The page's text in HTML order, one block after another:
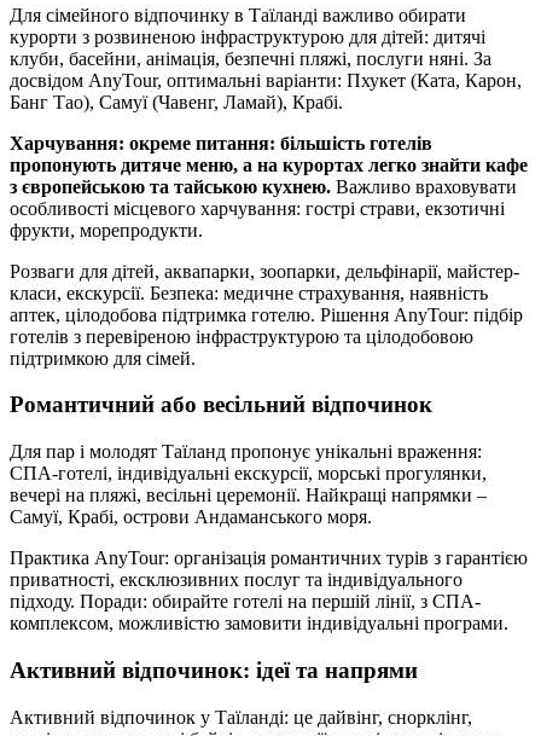
Для сімейного відпочинку в Таїланді важливо обирати
курорти з розвиненою інфраструктурою для дітей: дитячі
клуби, басейни, анімація, безпечні пляжі, послуги няні. За
досвідом AnyTour, оптимальні варіанти: Пхукет (Ката, Карон,
Банг Тао), Самуї (Чавенг, Ламай), Крабі.
Харчування: окреме питання: більшість готелів
пропонують дитяче меню, а на курортах легко знайти кафе
з європейською та тайською кухнею. Важливо враховувати
особливості місцевого харчування: гострі страви, екзотичні
фрукти, морепродукти.
Розваги для дітей, аквапарки, зоопарки, дельфінарії, майстер-
класи, екскурсії. Безпека: медичне страхування, наявність
аптек, цілодобова підтримка готелю. Рішення AnyTour: підбір
готелів з перевіреною інфраструктурою та цілодобовою
підтримкою для сімей.
Романтичний або весільний відпочинок
Для пар і молодят Таїланд пропонує унікальні враження:
СПА-готелі, індивідуальні екскурсії, морські прогулянки,
вечері на пляжі, весільні церемонії. Найкращі напрямки –
Самуї, Крабі, острови Андаманського моря.
Практика AnyTour: організація романтичних турів з гарантією
приватності, ексклюзивних послуг та індивідуального
підходу. Поради: обирайте готелі на першій лінії, з СПА-
комплексом, можливістю замовити індивідуальні програми.
Активний відпочинок: ідеї та напрями
Активний відпочинок у Таїланді: це дайвінг, снорклінг,